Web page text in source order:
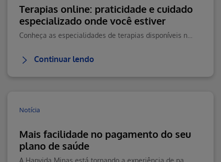
Terapias online: praticidade e cuidado
especializado onde você estiver
Continuar lendo
Notícia
Mais facilidade no pagamento do seu
plano de saúde